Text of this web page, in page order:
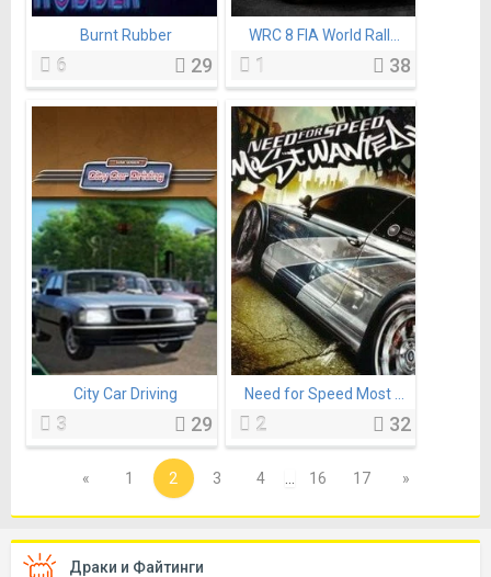
Burnt Rubber
6 29
WRC 8 FIA World Rall...
1 38
City Car Driving
3 29
Need for Speed Most ...
2 32
« 1 2 3 4 16 17 »
Драки и Файтинги